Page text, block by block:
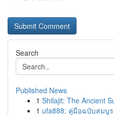
Search
Published News
1 Shilajit: The Ancient
1 ufa888: คู่มือฉบับสมบู